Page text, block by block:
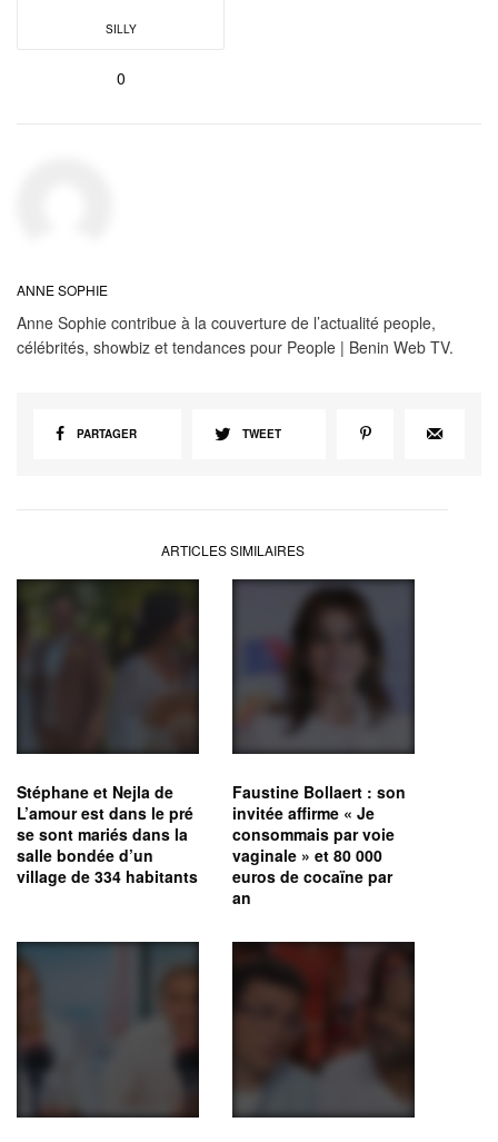
SILLY
0
ANNE SOPHIE
Anne Sophie contribue à la couverture de l’actualité people,
célébrités, showbiz et tendances pour People | Benin Web TV.
PARTAGER TWEET
ARTICLES SIMILAIRES
Stéphane et Nejla de
L’amour est dans le pré
se sont mariés dans la
salle bondée d’un
village de 334 habitants
Faustine Bollaert : son
invitée affirme « Je
consommais par voie
vaginale » et 80 000
euros de cocaïne par
an